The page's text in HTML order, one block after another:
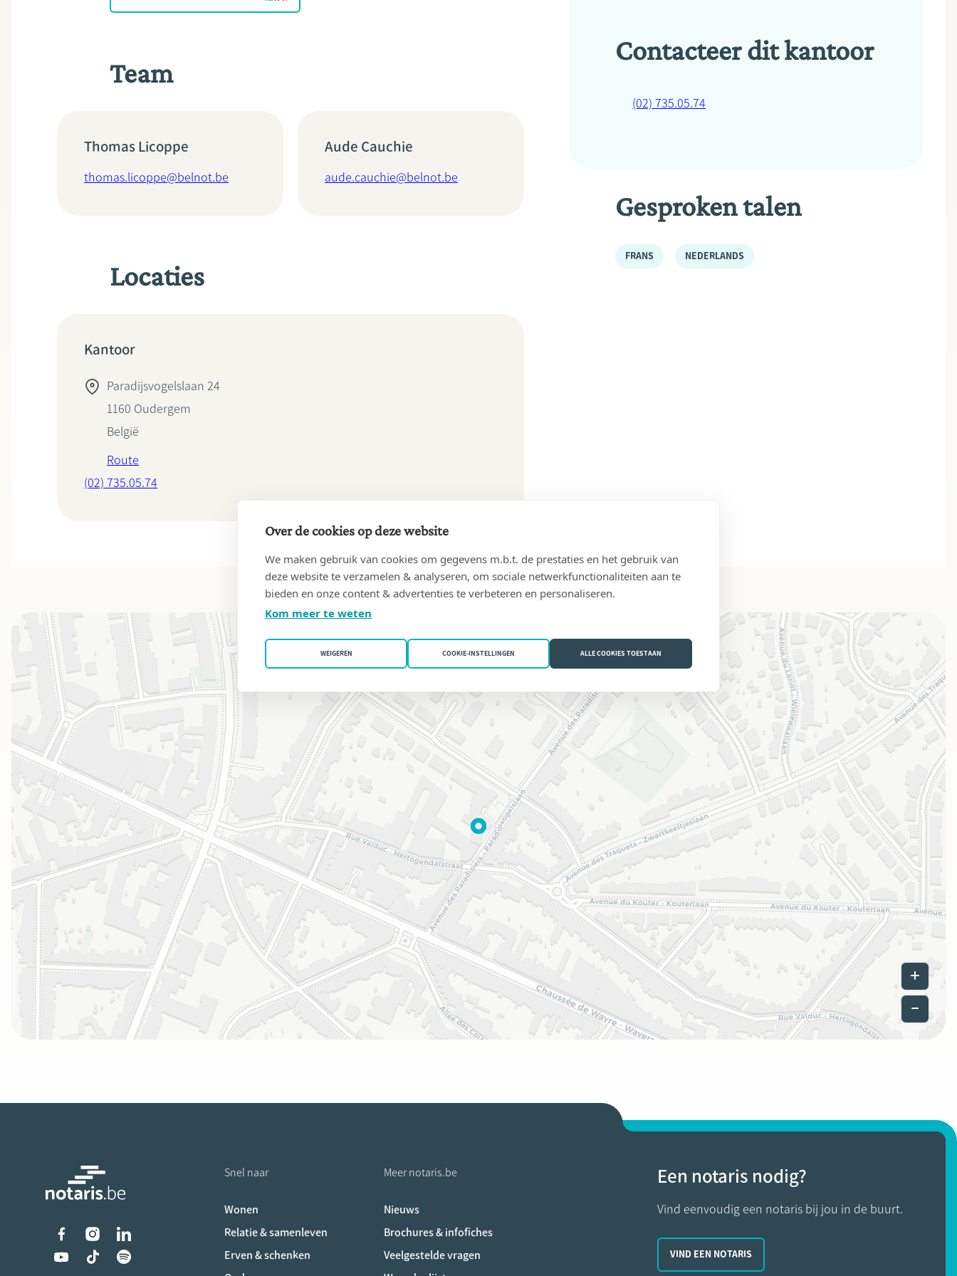
Team
Thomas Licoppe
thomas.licoppe@belnot.be
Aude Cauchie
aude.cauchie@belnot.be
Locaties
Kantoor
Paradijsvogelslaan 24
1160 Oudergem
België
Route
(02) 735.05.74
Contacteer dit kantoor
(02) 735.05.74
Gesproken talen
FRANS NEDERLANDS
Leaflet
Liens vers les réseaux sociaux
Snel naar
Wonen
Relatie & samenleven
Erven & schenken
Meer notaris.be
Nieuws
Brochures & infofiches
Veelgestelde vragen
Een notaris nodig?
Vind eenvoudig een notaris bij jou in de buurt.
VIND EEN NOTARIS
Over de cookies op deze website
We maken gebruik van cookies om gegevens m.b.t. de prestaties en het gebruik van
deze website te verzamelen & analyseren, om sociale netwerkfunctionaliteiten aan te
bieden en onze content & advertenties te verbeteren en personaliseren.
Kom meer te weten
WEIGEREN COOKIE-INSTELLINGEN ALLE COOKIES TOESTAAN